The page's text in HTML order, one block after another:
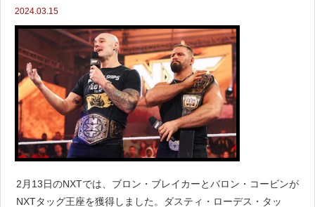
2024.03.15
2月13日のNXTでは、ブロン・ブレイカーとバロン・コービンが
NXTタッグ王座を獲得しました。ダスティ・ローデス・タッ